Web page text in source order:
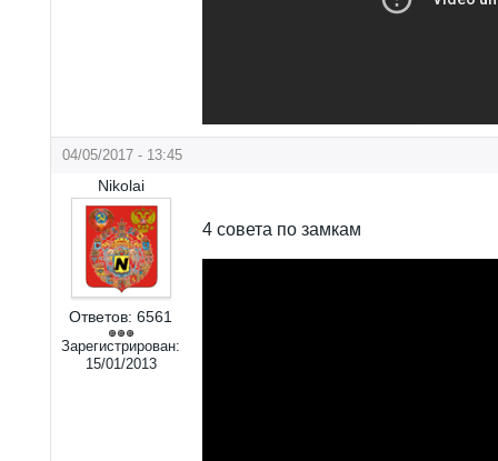
04/05/2017 - 13:45
Nikolai
Ответов: 6561
Зарегистрирован:
15/01/2013
4 совета по замкам